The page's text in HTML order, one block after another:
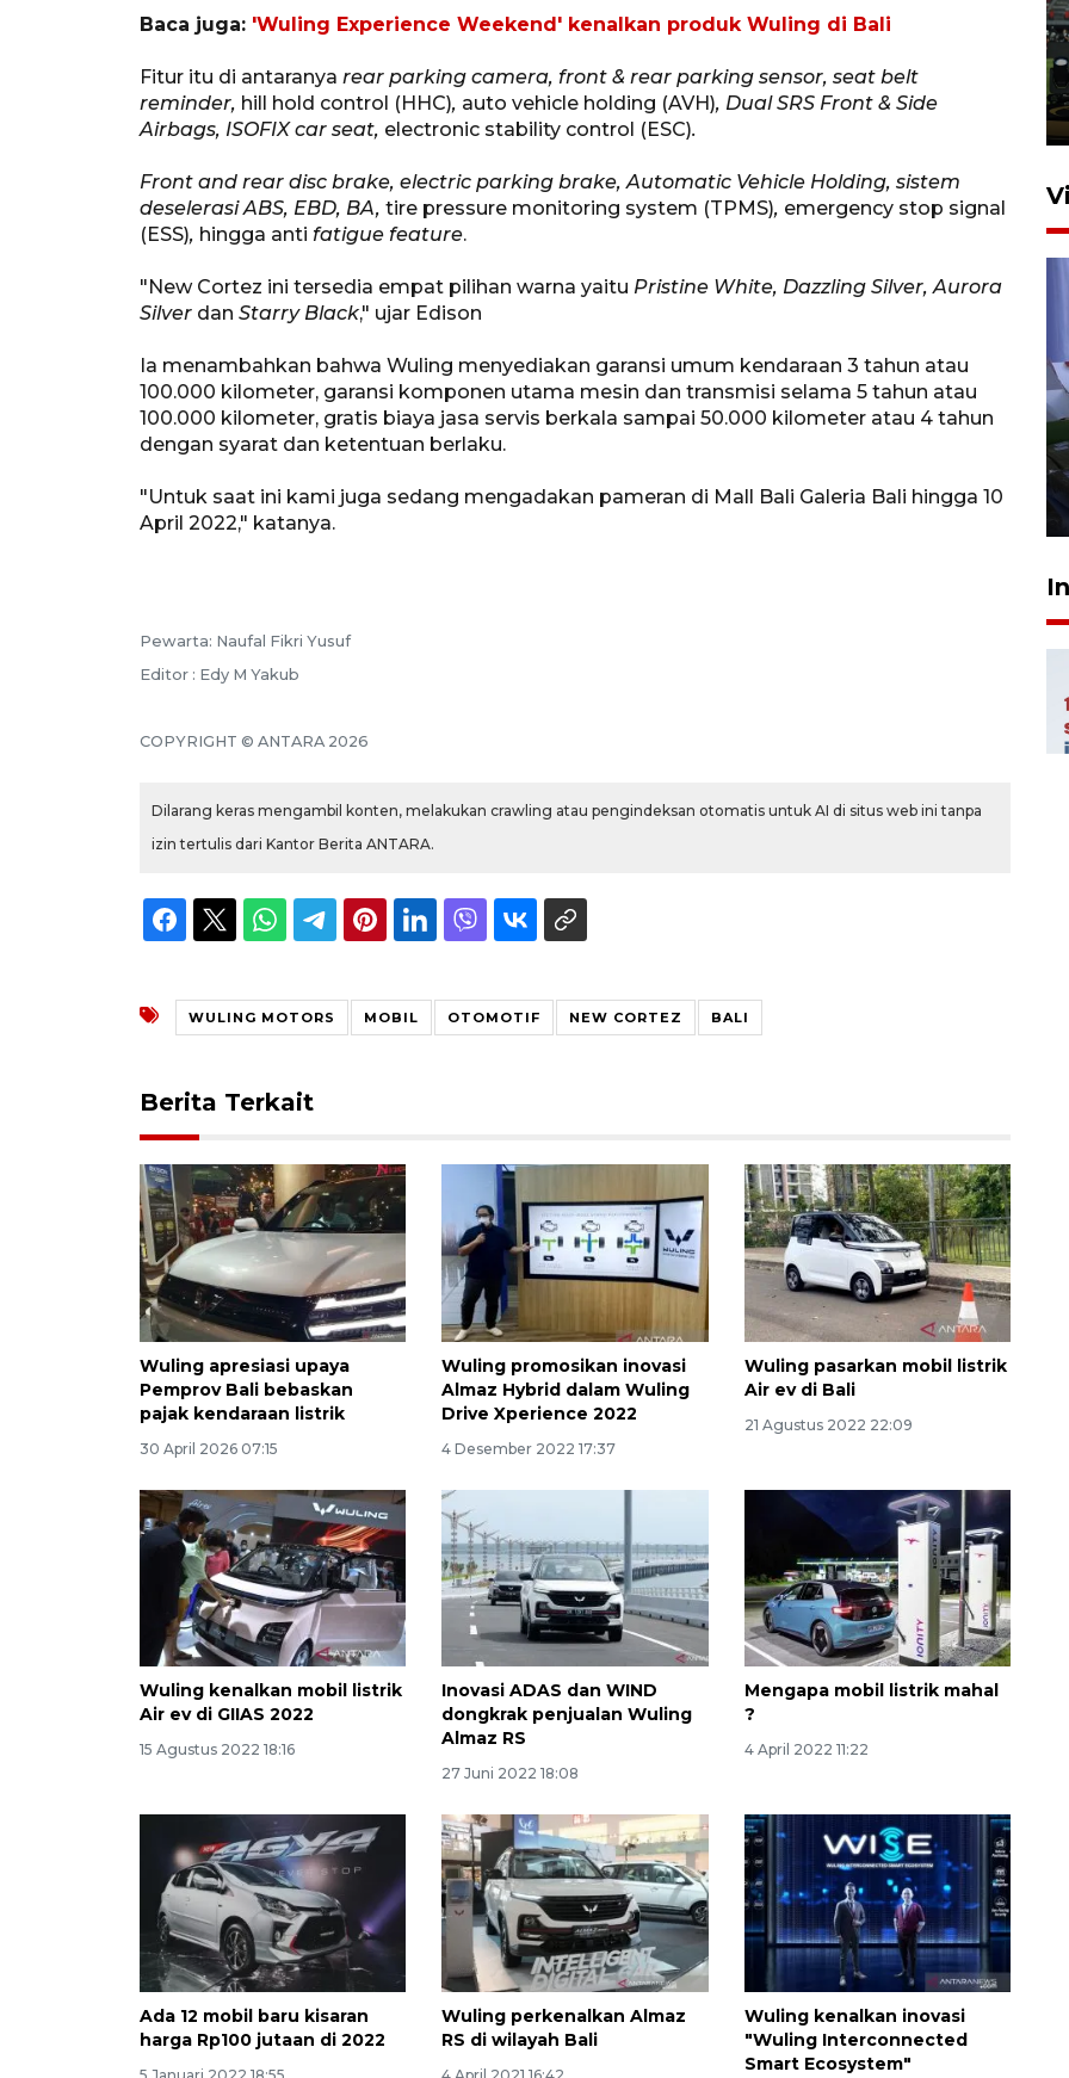
Baca juga: 'Wuling Experience Weekend' kenalkan produk Wuling di Bali
Fitur itu di antaranya rear parking camera, front & rear parking sensor, seat belt
reminder, hill hold control (HHC), auto vehicle holding (AVH), Dual SRS Front & Side
Airbags, ISOFIX car seat, electronic stability control (ESC).
Front and rear disc brake, electric parking brake, Automatic Vehicle Holding, sistem
deselerasi ABS, EBD, BA, tire pressure monitoring system (TPMS), emergency stop signal
(ESS), hingga anti fatigue feature.
"New Cortez ini tersedia empat pilihan warna yaitu Pristine White, Dazzling Silver, Aurora
Silver dan Starry Black," ujar Edison
Ia menambahkan bahwa Wuling menyediakan garansi umum kendaraan 3 tahun atau
100.000 kilometer, garansi komponen utama mesin dan transmisi selama 5 tahun atau
100.000 kilometer, gratis biaya jasa servis berkala sampai 50.000 kilometer atau 4 tahun
dengan syarat dan ketentuan berlaku.
"Untuk saat ini kami juga sedang mengadakan pameran di Mall Bali Galeria Bali hingga 10
April 2022," katanya.
Pewarta: Naufal Fikri Yusuf
Editor : Edy M Yakub
COPYRIGHT © ANTARA 2026
Dilarang keras mengambil konten, melakukan crawling atau pengindeksan otomatis untuk AI di situs web ini tanpa
izin tertulis dari Kantor Berita ANTARA.
WULING MOTORS MOBIL OTOMOTIF NEW CORTEZ BALI
Berita Terkait
Wuling apresiasi upaya
Pemprov Bali bebaskan
pajak kendaraan listrik
30 April 2026 07:15
Wuling promosikan inovasi
Almaz Hybrid dalam Wuling
Drive Xperience 2022
4 Desember 2022 17:37
Wuling pasarkan mobil listrik
Air ev di Bali
21 Agustus 2022 22:09
Wuling kenalkan mobil listrik
Air ev di GIIAS 2022
15 Agustus 2022 18:16
Inovasi ADAS dan WIND
dongkrak penjualan Wuling
Almaz RS
27 Juni 2022 18:08
Mengapa mobil listrik mahal
?
4 April 2022 11:22
Ada 12 mobil baru kisaran
harga Rp100 jutaan di 2022
Wuling perkenalkan Almaz
RS di wilayah Bali
Wuling kenalkan inovasi
"Wuling Interconnected
Smart Ecosystem"
kemampuan tempur Perisai
latihan di Kepri
5 Agustus 2026 16:28
Polisi tetapkan lima tersangka
27 Juli 2026 22:32
Ekonomi triwulan II-2026
tumbuh 5,29 persen
2026-08-06 18:45:00